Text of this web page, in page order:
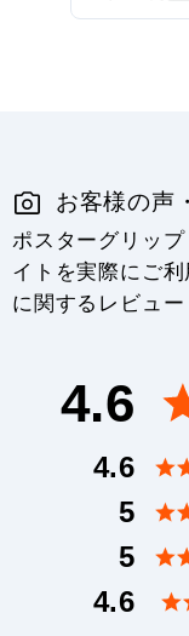
お客様の声
ポスターグリッ
イトを実際にご
に関するレビュー
4.6
4.6
5
5
4.6